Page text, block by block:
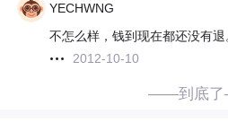
YECHWNG
不怎么样，钱到现在都还没有退
2012-10-10
——到底